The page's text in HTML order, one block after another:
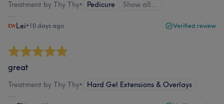
Treatment by Thy Thy• Pedicure Show all…
Lei•10 days ago Verified review
great
Treatment by Thy Thy• Hard Gel Extensions & Overlays